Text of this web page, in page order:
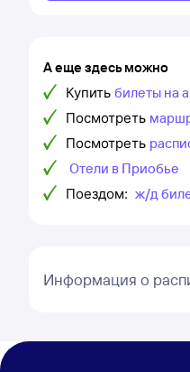
А еще здесь можно
Купить билеты на
Посмотреть
Посмотреть
Отели в Приобье
Поездом: ж/д
Информация о